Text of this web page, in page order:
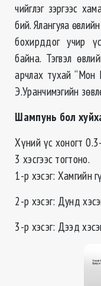
чийглэг зэргээс
бий. Ялангуяа
бохирддог учир
байна. Тэгвэл
арчлах тухай “Мон
Э.Уранчимэгийн
Шампунь бол
Хүний үс хоногт
3 хэсгээс тогтоно.
1-р хэсэг: Хамгийн
2-р хэсэг: Дунд
3-р хэсэг: Дээд